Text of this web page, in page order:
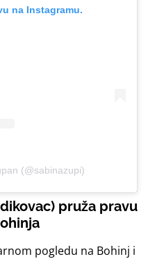
na Instagramu.
(@sabinazupi)
pruža pravu
pogledu na Bohinj i